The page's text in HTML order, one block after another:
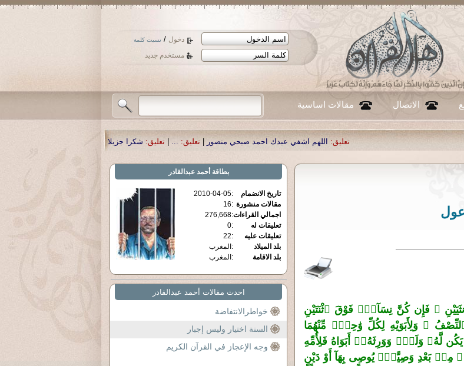
دخول / نسيت كلمة
مستخدم جديد
الاتصال مقالات اساسية
اللهم اشفي عبدك احمد صبحي منصور| تعليق: ...
|تعليق: شكرا جزيلا أستاذ حمد الحمد .أكرمكم الله .
عول
فَإِن كُنَّ نِسَآءًۭ فَوْقَ ٱثْنَتَيْنِ
وَلِأَبَوَيْهِ لِكُلِّ وَ‌ٰحِدٍۢ مِّنْهُمَا
لَّهُۥ وَلَدٌۭ وَوَرِثَهُۥٓ أَبَوَاهُ فَلِأُمِّهِ
بَعْدِ وَصِيَّةٍۢ يُوصِى بِهَآ أَوْ دَيْنٍ
بطاقة أحمد عبدالقادر
تاريخ الانضمام :
2010-04-05
مقالات منشورة :
16
اجمالي القراءات:
276,668
تعليقات له
:
0
تعليقات عليه
:
22
بلد الميلاد
: المغرب
بلد الاقامة
: المغرب
احدث مقالات أحمد عبدالقادر
خواطرالانتفاضة
السنة اختيار وليس إجبار
وجه الإعجاز في القرآن الكريم